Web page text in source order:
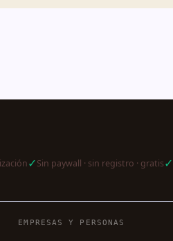
✓Sin paywall · sin registro · gratis✓
de página
EMPRESAS Y PERSONAS